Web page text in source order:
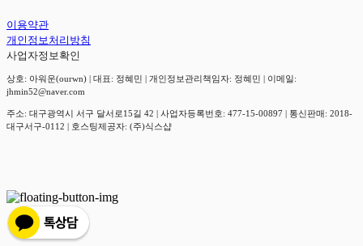
이용약관
개인정보처리방침
사업자정보확인
상호: 아워운(ourwn) | 대표: 정혜민 | 개인정보관리책임자: 정혜민 | 이메일:
jhmin52@naver.com
주소: 대구광역시 서구 달서로15길 42 | 사업자등록번호: 477-15-00897 | 통신판매: 2018-
대구서구-0112 | 호스팅제공자: (주)식스샵